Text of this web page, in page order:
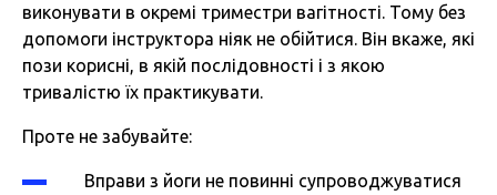
виконувати в окремі триместри вагітності. Тому без
допомоги інструктора ніяк не обійтися. Він вкаже, які
пози корисні, в якій послідовності і з якою
тривалістю їх практикувати.
Проте не забувайте:
Вправи з йоги не повинні супроводжуватися